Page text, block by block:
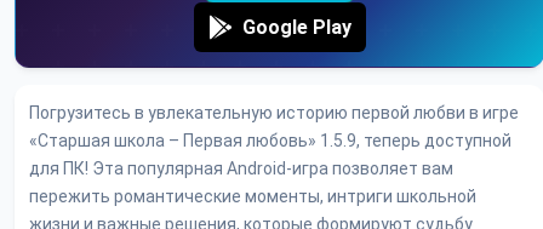
Google Play
Погрузитесь в увлекательную историю первой любви в игре
«Старшая школа – Первая любовь» 1.5.9, теперь доступной
для ПК! Эта популярная Android-игра позволяет вам
пережить романтические моменты, интриги школьной
жизни и важные решения, которые формируют судьбу